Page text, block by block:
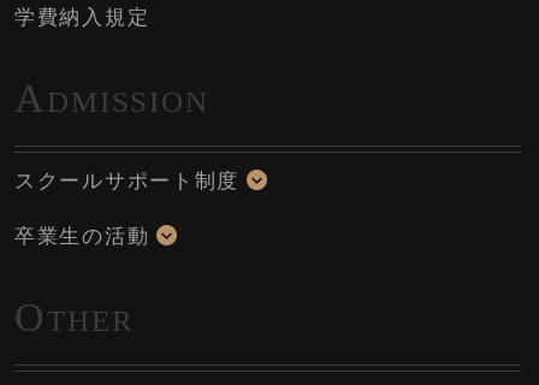
学費納入規定
A DMISSION
スクールサポート制度
卒業生の活動
OTHER